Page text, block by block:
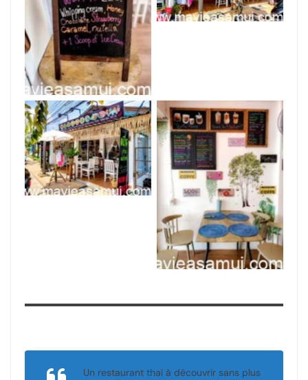
Elle Recipes
Elle Recipes
Elle Recipes
Un restaurant thaï à découvrir sans plus